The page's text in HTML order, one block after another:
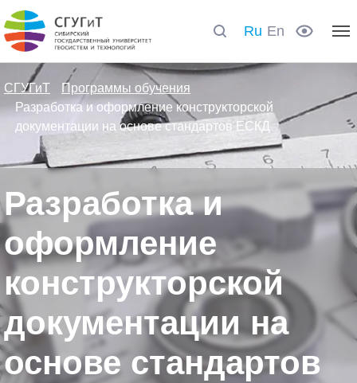
Ru En
СГУГиТ
Программы обучения
Разработка и оформление конструкторской
документации на основе стандартов ЕСКД
Разработка и
оформление
конструкторской
документации на
основе стандартов